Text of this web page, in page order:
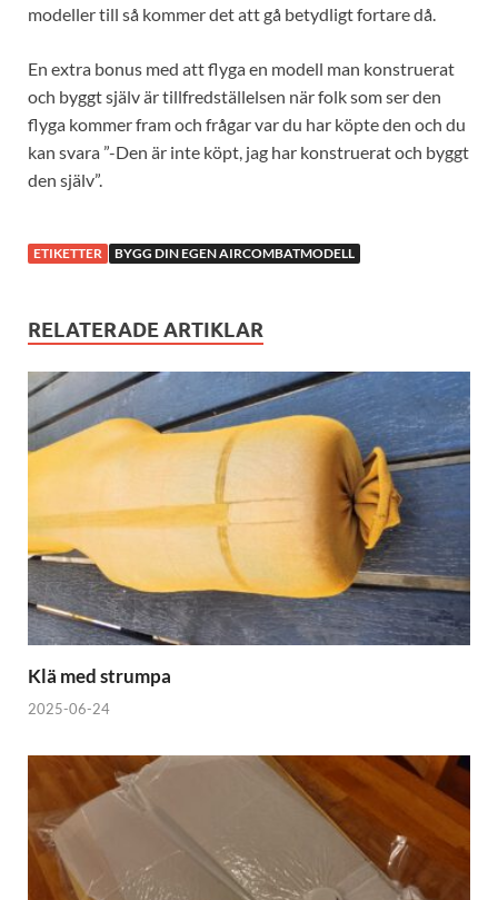
modeller till så kommer det att gå betydligt fortare då.
En extra bonus med att flyga en modell man konstruerat
och byggt själv är tillfredställelsen när folk som ser den
flyga kommer fram och frågar var du har köpte den och du
kan svara ”-Den är inte köpt, jag har konstruerat och byggt
den själv”.
ETIKETTER BYGG DIN EGEN AIRCOMBATMODELL
RELATERADE ARTIKLAR
Klä med strumpa
2025-06-24